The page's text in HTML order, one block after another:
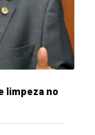
limpeza no